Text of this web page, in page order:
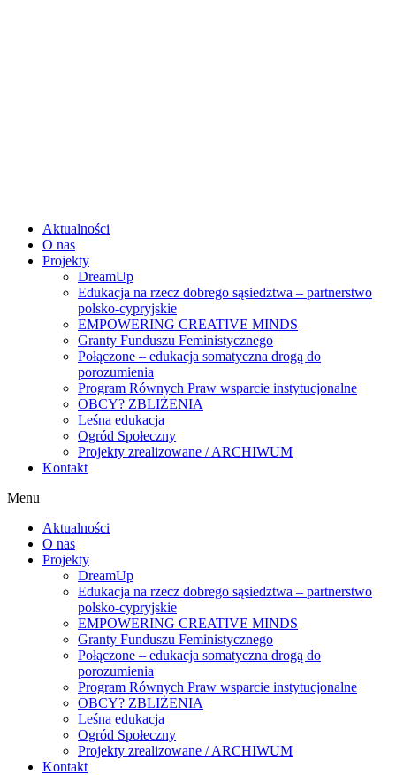
Aktualności
O nas
Projekty
DreamUp
Edukacja na rzecz dobrego sąsiedztwa – partnerstwo
polsko-cypryjskie
EMPOWERING CREATIVE MINDS
Granty Funduszu Feministycznego
Połączone – edukacja somatyczna drogą do
porozumienia
Program Równych Praw wsparcie instytucjonalne
OBCY? ZBLIŻENIA
Leśna edukacja
Ogród Społeczny
Projekty zrealizowane / ARCHIWUM
Kontakt
Menu
Aktualności
O nas
Projekty
DreamUp
Edukacja na rzecz dobrego sąsiedztwa – partnerstwo
polsko-cypryjskie
EMPOWERING CREATIVE MINDS
Granty Funduszu Feministycznego
Połączone – edukacja somatyczna drogą do
porozumienia
Program Równych Praw wsparcie instytucjonalne
OBCY? ZBLIŻENIA
Leśna edukacja
Ogród Społeczny
Projekty zrealizowane / ARCHIWUM
Kontakt